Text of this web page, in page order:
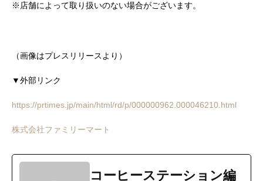
※店舗によって取り扱いのない場合がございます。
（画像はプレスリリースより）
▼外部リンク
https://prtimes.jp/main/html/rd/p/000000962.000046210.html
株式会社ファミリーマート
コーヒーステーション編